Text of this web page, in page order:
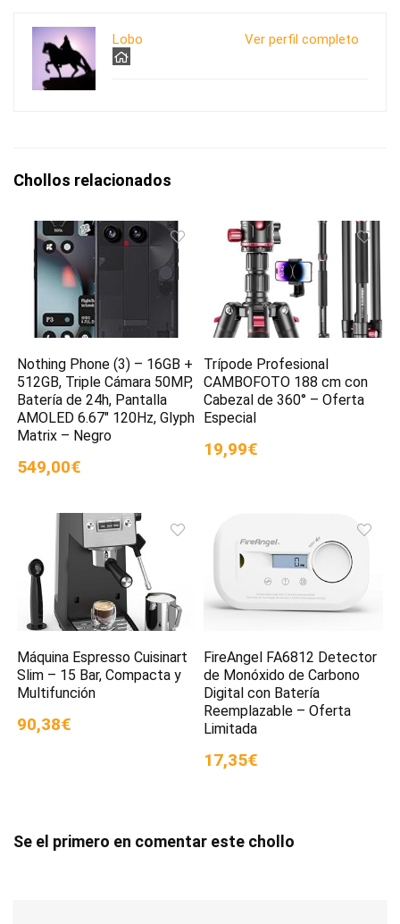
Ver perfil completo
Lobo
Chollos relacionados
Nothing Phone (3) – 16GB +
512GB, Triple Cámara 50MP,
Batería de 24h, Pantalla
AMOLED 6.67″ 120Hz, Glyph
Matrix – Negro
549,00€
Trípode Profesional
CAMBOFOTO 188 cm con
Cabezal de 360° – Oferta
Especial
19,99€
Máquina Espresso Cuisinart
Slim – 15 Bar, Compacta y
Multifunción
90,38€
FireAngel FA6812 Detector
de Monóxido de Carbono
Digital con Batería
Reemplazable – Oferta
Limitada
17,35€
Se el primero en comentar este chollo